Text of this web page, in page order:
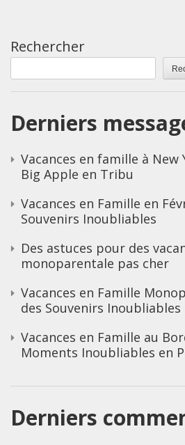
Rechercher
Derniers
Vacances en famille à New
Big Apple en Tribu
Vacances en Famille en
Souvenirs Inoubliables
Des astuces pour des
monoparentale pas cher
Vacances en Famille
des Souvenirs Inoubliables
Vacances en Famille au
Moments Inoubliables en
Derniers